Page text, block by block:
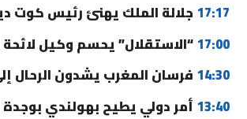
17:17 جلالة الملك يهنئ رئيس كوت
17:00“الاستقلال” يحسم وكيل لائحة
14:30 فرسان المغرب يشدون الرحال
13:40 أمر دولي يطيح بهولندي